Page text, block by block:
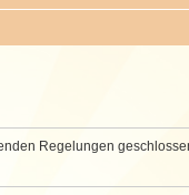
Regelungen